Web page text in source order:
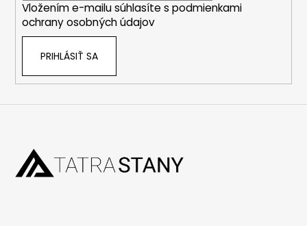
Vložením e-mailu súhlasíte s podmienkami
ochrany osobných údajov
PRIHLÁSIŤ SA